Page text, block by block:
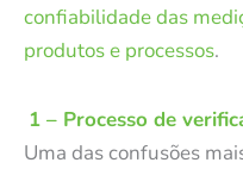
confiabilidade das
produtos e processos.
1 – Processo de
Uma das confusões